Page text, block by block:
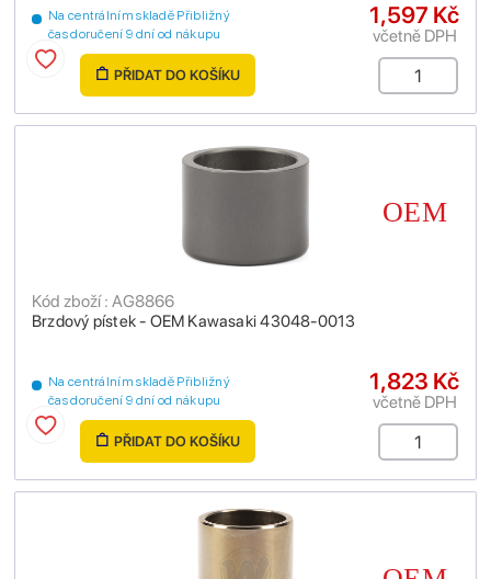
Na centrálním skladě Přibližný
čas doručení 9 dní od nákupu
1,597 Kč
včetně DPH
PŘIDAT DO KOŠÍKU
Brzdový pístek - OEM Kawasaki 43048-0013
Kód zboží : AG8866
Na centrálním skladě Přibližný
čas doručení 9 dní od nákupu
1,823 Kč
včetně DPH
PŘIDAT DO KOŠÍKU